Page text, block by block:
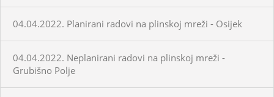
04.04.2022. Planirani radovi na plinskoj mreži - Osijek
04.04.2022. Neplanirani radovi na plinskoj mreži -
Grubišno Polje